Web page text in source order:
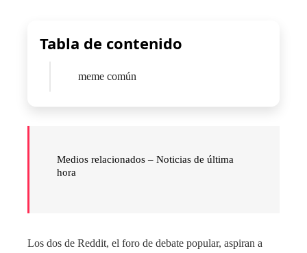
Tabla de contenido
meme común
Medios relacionados – Noticias de última
hora
Los dos de Reddit, el foro de debate popular, aspiran a